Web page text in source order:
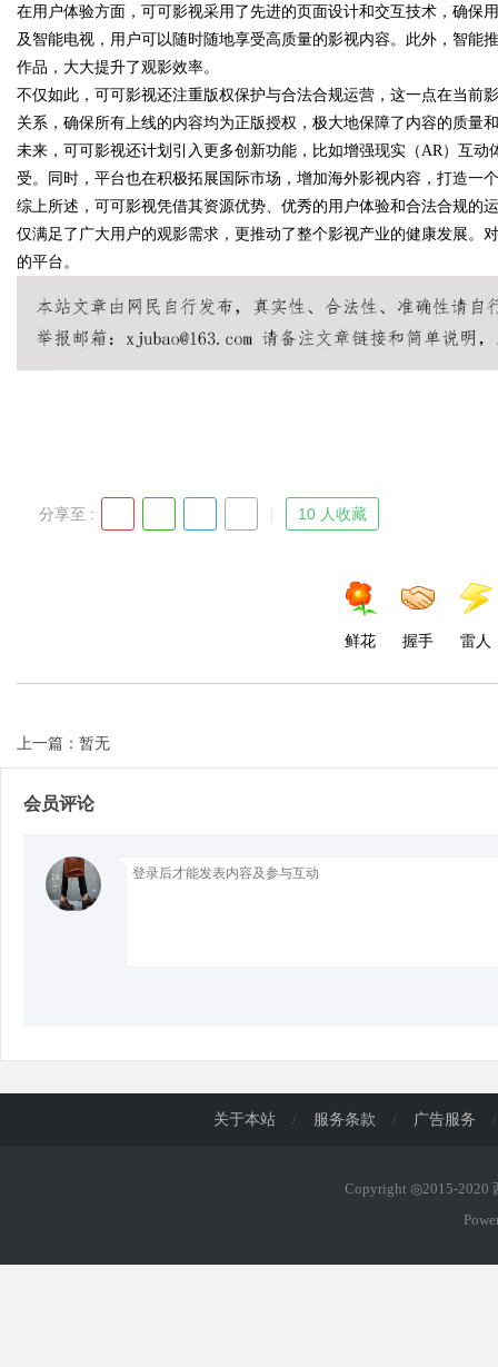
uz
!
在用户体验方面，可可影视采用了先进的页面设计和交互技术，确保
及智能电视，用户可以随时随地享受高质量的影视内容。此外，智能
作品，大大提升了观影效率。
不仅如此，可可影视还注重版权保护与合法合规运营，这一点在当前
关系，确保所有上线的内容均为正版授权，极大地保障了内容的质量
未来，可可影视还计划引入更多创新功能，比如增强现实（AR）互
受。同时，平台也在积极拓展国际市场，增加海外影视内容，打造一
综上所述，可可影视凭借其资源优势、优秀的用户体验和合法合规的
仅满足了广大用户的观影需求，更推动了整个影视产业的健康发展。
的平台。
分享至 : 10 人收藏
鲜花 握手 雷人
上一篇：暂无
会员评论
关于本站 / 服务条款 / 广告服务 /
Copyright ◎2015-2020